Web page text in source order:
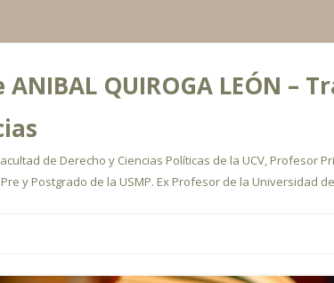
ANIBAL QUIROGA LEÓN
de Derecho y Ciencias Políticas de la UCV, Profesor
y Postgrado de la USMP. Ex Profesor de la Universidad